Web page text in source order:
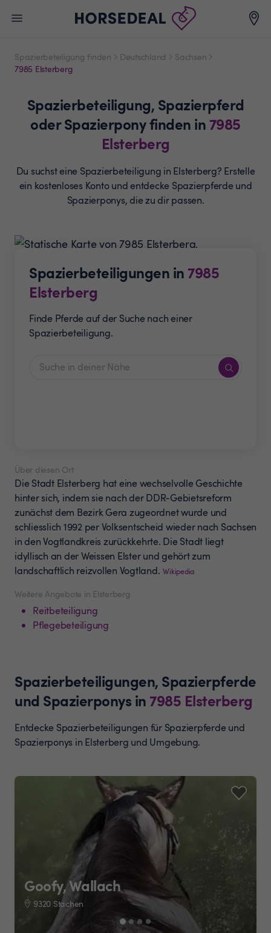
Spazierbeteiligung finden Deutschland
Sachsen
7985 Elsterberg
Spazierbeteiligung, Spazierpferd
oder Spazierponyfinden in 7985
Elsterberg
Du suchst eine Spazierbeteiligung in Elsterberg? Erstelle
ein kostenloses Konto und entdecke Spazierpferde und
Spazierponys, die zu dir passen.
Spazierbeteiligungen in 7985
Elsterberg
Finde Pferde auf der Suche nach einer
Spazierbeteiligung.
Weitere Angebote in Elsterberg
Reitbeteiligung
Pflegebeteiligung
Über diesen Ort
Die Stadt Elsterberg hat eine wechselvolle Geschichte
hinter sich, indem sie nach der DDR-Gebietsreform
zunächst dem Bezirk Gera zugeordnet wurde und
schliesslich 1992 per Volksentscheid wieder nach Sachsen
in den Vogtlandkreis zurückkehrte. Die Stadt liegt
idyllisch an der Weissen Elster und gehört zum
landschaftlich reizvollen Vogtland. Wikipedia
Spazierbeteiligungen, Spazierpferde
und Spazierponys in 7985 Elsterberg
Entdecke Spazierbeteiligungen für Spazierpferde und
Spazierponys in Elsterberg und Umgebung.
Goofy, Wallach
9320 Stachen